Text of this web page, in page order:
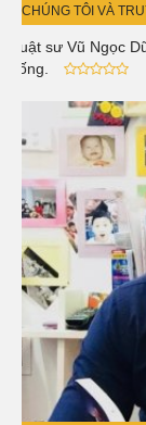
CHÚNG TÔI VÀ
Luật sư Vũ Ngọc
sống.